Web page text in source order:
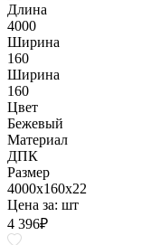
Длина
4000
Ширина
160
Ширина
160
Цвет
Бежевый
Материал
ДПК
Размер
4000x160x22
Цена за: шт
4 396₽